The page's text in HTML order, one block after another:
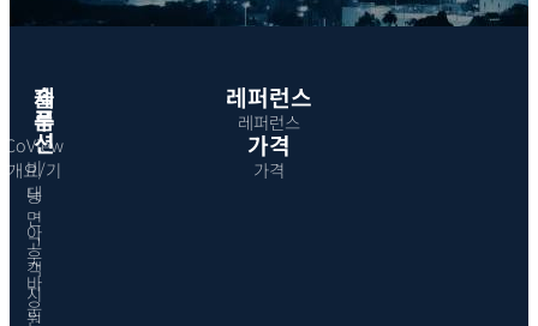
제
품
CoView
개요/기
능
아
웃
바
운
솔
루
션
비
대
면
고
객
지
원
레퍼런스
레퍼런스
가격
가격